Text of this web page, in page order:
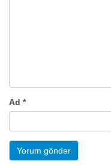
Ad *